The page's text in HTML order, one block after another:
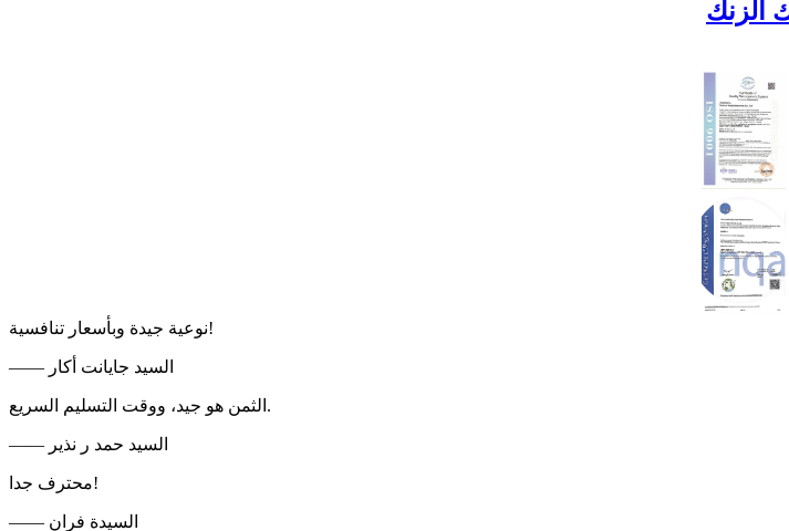
نوعية جيدة وبأسعار تنافسية!
—— السيد جايانت أكار
الثمن هو جيد، ووقت التسليم السريع.
—— السيد حمد ر نذير
محترف جدا!
—— السيدة فران